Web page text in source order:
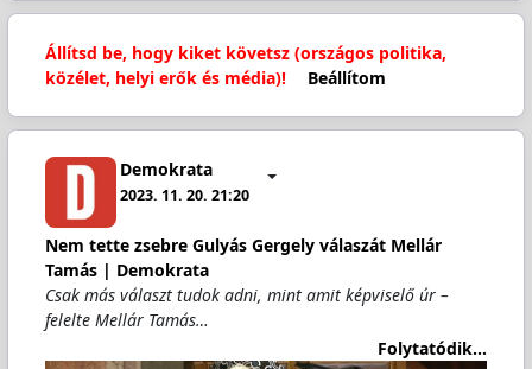
Állítsd be, hogy kiket követsz (országos politika,
közélet, helyi erők és média)!
Beállítom
Demokrata
2023. 11. 20. 21:20
Nem tette zsebre Gulyás Gergely válaszát Mellár
Tamás | Demokrata
Csak más választ tudok adni, mint amit képviselő úr –
felelte Mellár Tamás…
Folytatódik...